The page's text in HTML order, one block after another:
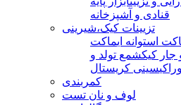
قنادی و آشپزخانه
تزیینات کیک،شیرینی
استوانه ایماکت
جار کیکشمع تولد و
سینی کریستال
کمربندی
لوف و نان تست